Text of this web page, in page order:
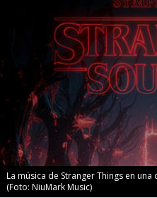
La música de Stranger Things en
(Foto: NiuMark Music)